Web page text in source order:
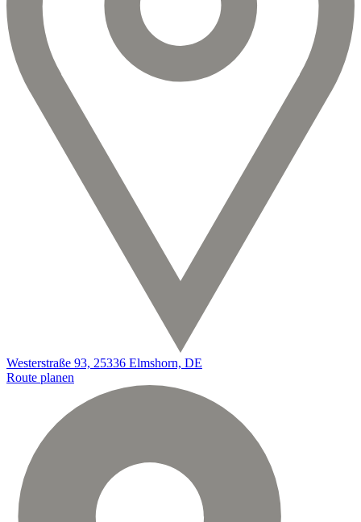
Westerstraße 93, 25336 Elmshorn, DE
Route planen